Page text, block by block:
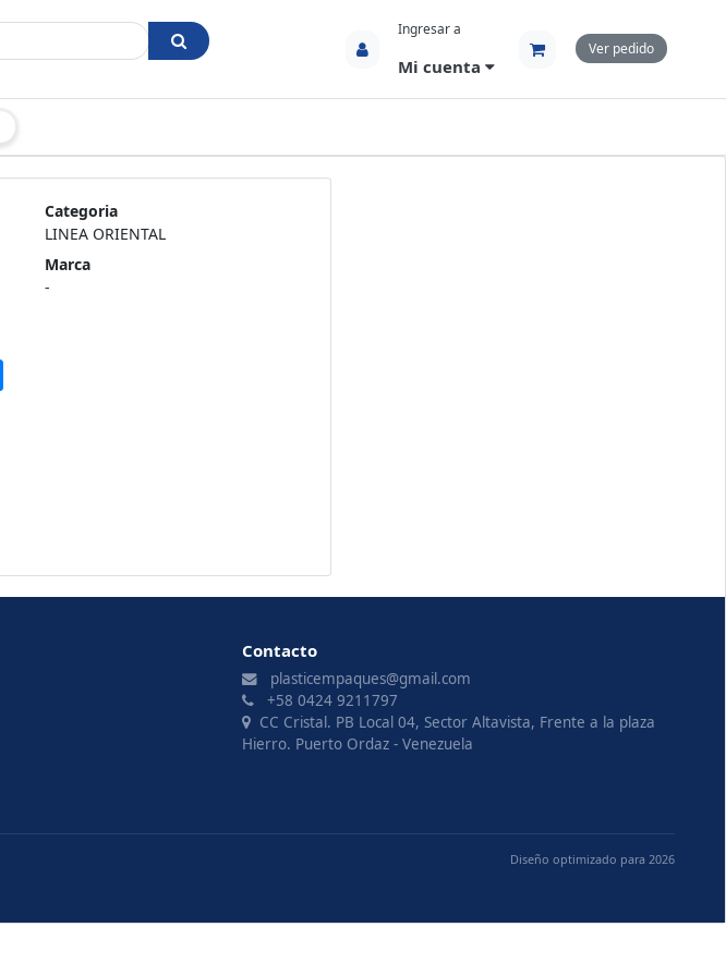
Ingresar a
Mi cuenta
Ver pedido
Categoria
LINEA ORIENTAL
Marca
-
Contacto
plasticempaques@gmail.com
+58 0424 9211797
CC Cristal. PB Local 04, Sector Altavista, Frente a la plaza
Hierro. Puerto Ordaz - Venezuela
Diseño optimizado para 2026